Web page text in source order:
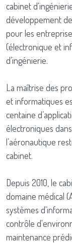
cabinet
développement
pour les
(électronique et
d’ingénierie.
La maîtrise des
et informatiques
centaine
électroniques
l’aéronautique
cabinet.
Depuis 2010, le
domaine médical
systèmes
contrôle
maintenance